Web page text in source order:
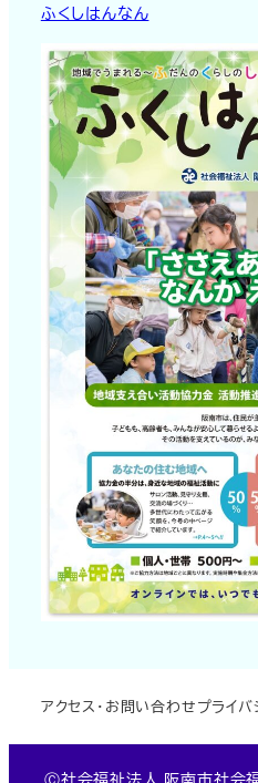
ふくしはんなん
アクセス・お問い合わせプライ
Ⓒ社会福祉法人 阪南市社